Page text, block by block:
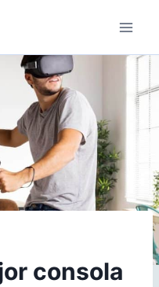
consola